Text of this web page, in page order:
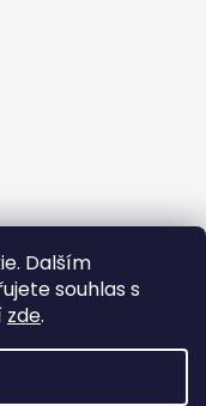
Dalším
souhlas s
zde.